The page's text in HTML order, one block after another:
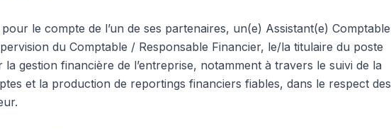
le compte de l’un de ses partenaires, un(e) Assistant(e) Comptable
du Comptable / Responsable Financier, le/la titulaire du poste
la gestion financière de l’entreprise, notamment à travers le suivi de la
et la production de reportings financiers fiables, dans le respect des